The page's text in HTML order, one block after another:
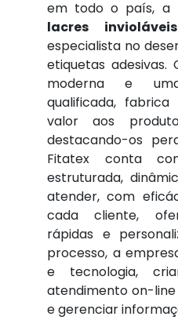
em todo o país, a
lacres
especialista no
etiquetas adesivas.
moderna e
qualificada,
valor aos
destacando-os
Fitatex conta
estruturada,
atender, com
cada cliente,
rápidas e
processo, a
e tecnologia,
atendimento on-
e gerenciar